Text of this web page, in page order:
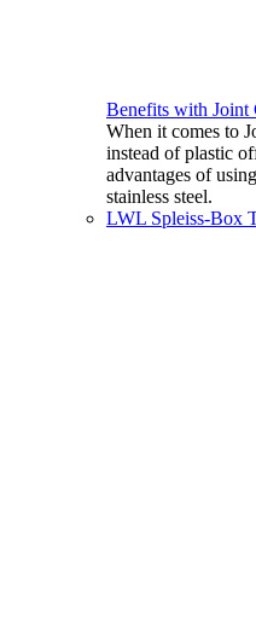
Benefits with Joint
When it comes to
instead of plastic
advantages of
stainless steel.
LWL Spleiss-Box